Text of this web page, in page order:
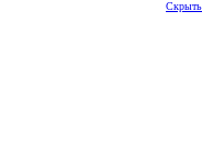
Скрыть